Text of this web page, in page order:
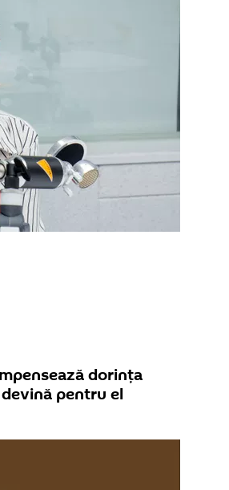
dorința
pentru el